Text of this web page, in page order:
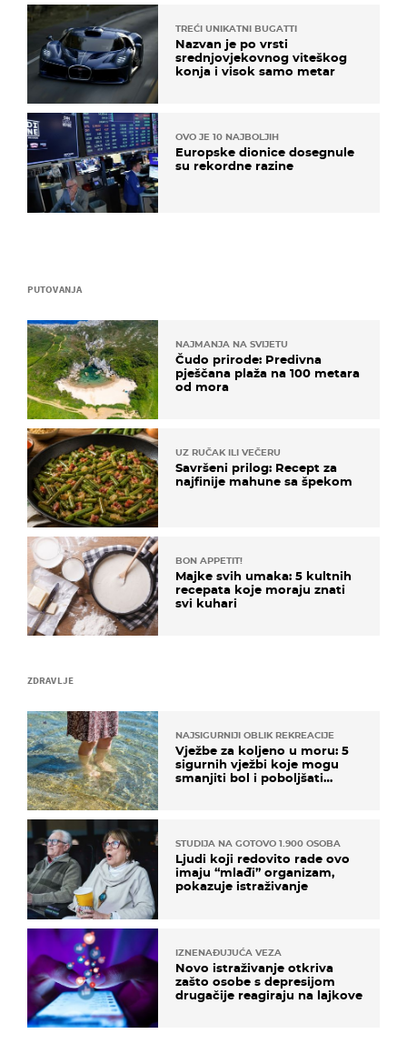
ZDRAVLJE
NAJSIGURNIJI OBLIK REKREACIJE
Vježbe za koljeno u moru: 5
sigurnih vježbi koje mogu
smanjiti bol i poboljšati
STUDIJA NA GOTOVO 1.900 OSOBA
Ljudi koji redovito rade ovo
imaju “mlađi” organizam,
pokazuje istraživanje
IZNENAĐUJUĆA VEZA
Novo istraživanje otkriva
zašto osobe s depresijom
drugačije reagiraju na lajkove
PUTOVANJA
NAJMANJA NA SVIJETU
Čudo prirode: Predivna
pješčana plaža na 100 metara
od mora
UZ RUČAK ILI VEČERU
Savršeni prilog: Recept za
najfinije mahune sa špekom
BON APPETIT!
Majke svih umaka: 5 kultnih
recepata koje moraju znati
svi kuhari
TREĆI UNIKATNI BUGATTI
Nazvan je po vrsti
srednjovjekovnog viteškog
konja i visok samo metar
OVO JE 10 NAJBOLJIH
Europske dionice dosegnule
su rekordne razine